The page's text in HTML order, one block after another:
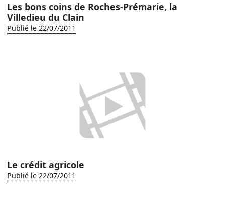
Les bons coins de Roches-Prémarie, la
Villedieu du Clain
Publié le 22/07/2011
Le crédit agricole
Publié le 22/07/2011